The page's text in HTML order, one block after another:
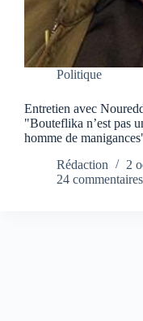
Politique
Entretien avec
"Bouteflika n’est pas
homme de
Rédaction
2
24 commentaires